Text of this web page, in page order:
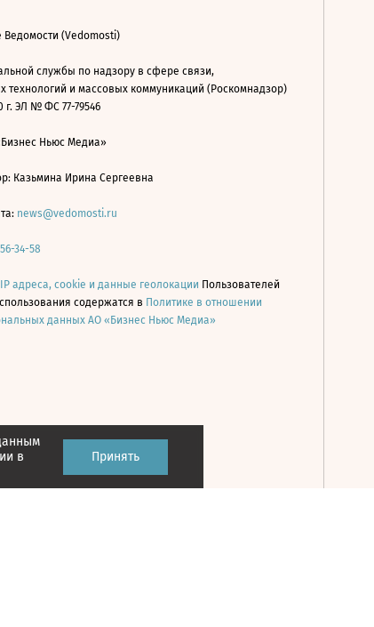
в
Принять
Ведомости (Vedomosti)
службы по надзору в сфере связи,
технологий и массовых коммуникаций (Роскомнадзор)
г. ЭЛ № ФС 77-79546
Ньюс Медиа»
Казьмина Ирина Сергеевна
news@vedomosti.ru
34-58
IP адреса, cookie и данные геолокации Пользователей
содержатся в Политике в отношении
данных АО «Бизнес Ньюс Медиа»